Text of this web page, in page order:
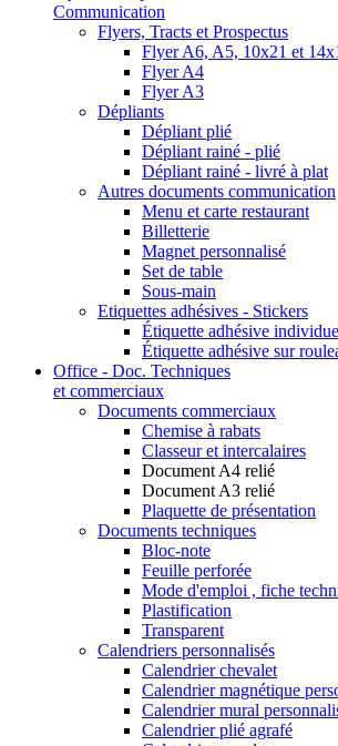
Communication
Flyers, Tracts et Prospectus
Flyer A6, A5, 10x21 et
Flyer A4
Flyer A3
Dépliants
Dépliant plié
Dépliant rainé - plié
Dépliant rainé - livré à plat
Autres documents communication
Menu et carte restaurant
Billetterie
Magnet personnalisé
Set de table
Sous-main
Etiquettes adhésives - Stickers
Étiquette adhésive
Étiquette adhésive sur
Office - Doc. Techniques
et commerciaux
Documents commerciaux
Chemise à rabats
Classeur et intercalaires
Document A4 relié
Document A3 relié
Plaquette de présentation
Documents techniques
Bloc-note
Feuille perforée
Mode d'emploi , fiche
Plastification
Transparent
Calendriers personnalisés
Calendrier chevalet
Calendrier magnétique
Calendrier mural
Calendrier plié agrafé